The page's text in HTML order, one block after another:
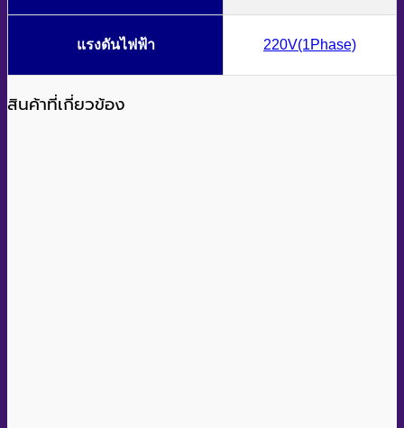
แรงดันไฟฟ้า 220V(1Phase)
สินค้าที่เกี่ยวข้อง